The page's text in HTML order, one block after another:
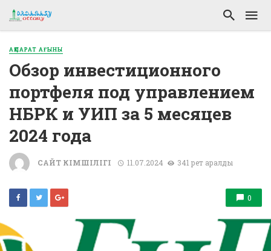
АҚПАРАТ АҒЫНЫ
Обзор инвестиционного
портфеля под управлением
НБРК и УИП за 5 месяцев
2024 года
САЙТ ӘКІМШІЛІГІ 11.07.2024 341 рет қаралды
0